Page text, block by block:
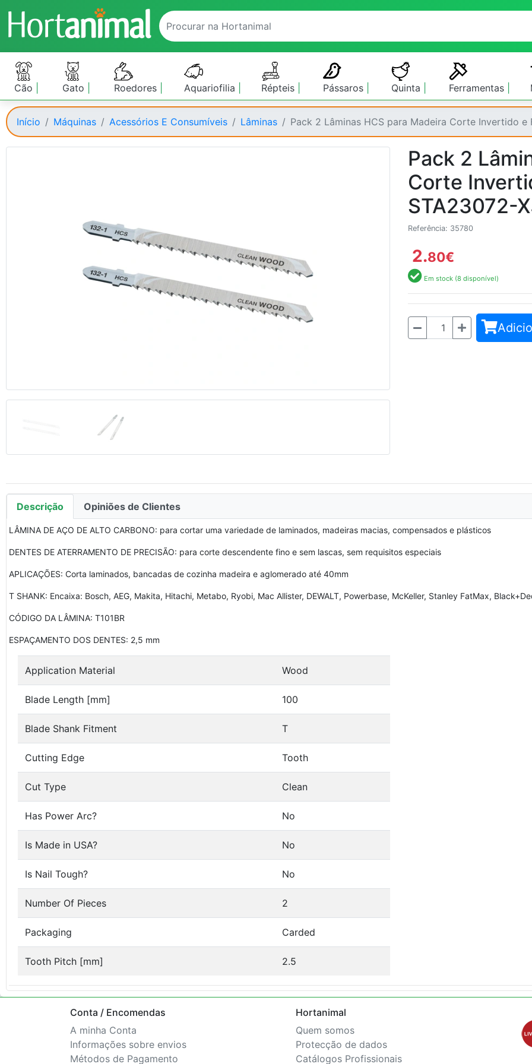
Cão Gato Roedores Aquariofilia Répteis Pássaros Quinta Ferramentas
Início Máquinas Acessórios E Consumíveis Lâminas Pack 2 Lâminas HCS para Madeira Corte Invertido e
Pack 2
Corte
STA23072-
Referência: 35780
2.80€
Em stock (8 disponível)
Quantidade
Descrição Opiniões de Clientes
LÂMINA DE AÇO DE ALTO CARBONO: para cortar uma variedade de laminados, madeiras macias, compensados e plásticos
DENTES DE ATERRAMENTO DE PRECISÃO: para corte descendente fino e sem lascas, sem requisitos especiais
APLICAÇÕES: Corta laminados, bancadas de cozinha madeira e aglomerado até 40mm
T SHANK: Encaixa: Bosch, AEG, Makita, Hitachi, Metabo, Ryobi, Mac Allister, DEWALT, Powerbase, McKeller, Stanley FatMax,
CÓDIGO DA LÂMINA: T101BR
ESPAÇAMENTO DOS DENTES: 2,5 mm
Application Material Wood
Blade Length [mm] 100
Blade Shank Fitment T
Cutting Edge Tooth
Cut Type Clean
Has Power Arc? No
Is Made in USA? No
Is Nail Tough? No
Number Of Pieces 2
Packaging Carded
Tooth Pitch [mm] 2.5
Conta / Encomendas
A minha Conta
Informações sobre envios
Métodos de Pagamento
Hortanimal
Quem somos
Protecção de dados
Catálogos Profissionais